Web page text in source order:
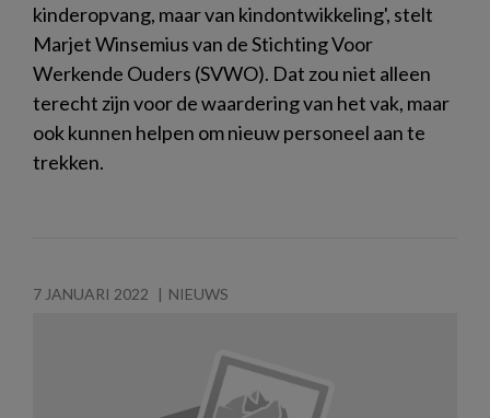
kinderopvang, maar van kindontwikkeling', stelt
Marjet Winsemius van de Stichting Voor
Werkende Ouders (SVWO). Dat zou niet alleen
terecht zijn voor de waardering van het vak, maar
ook kunnen helpen om nieuw personeel aan te
trekken.
7 JANUARI 2022 NIEUWS